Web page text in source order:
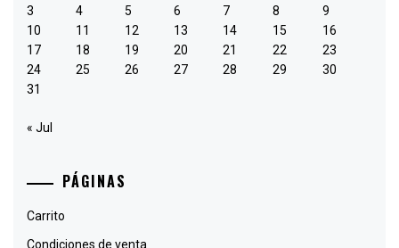
3
4 5 6 7 8
9
10
11 12 13 14 15
16
17
18 19 20 21 22
23
24
25 26 27 28 29
30
31
« Jul
PÁGINAS
Carrito
Condiciones de venta